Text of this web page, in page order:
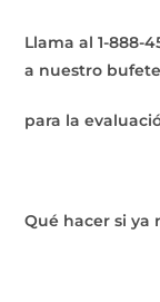
Llama al 1-888-
a nuestro bufete
para la
Qué hacer si ya